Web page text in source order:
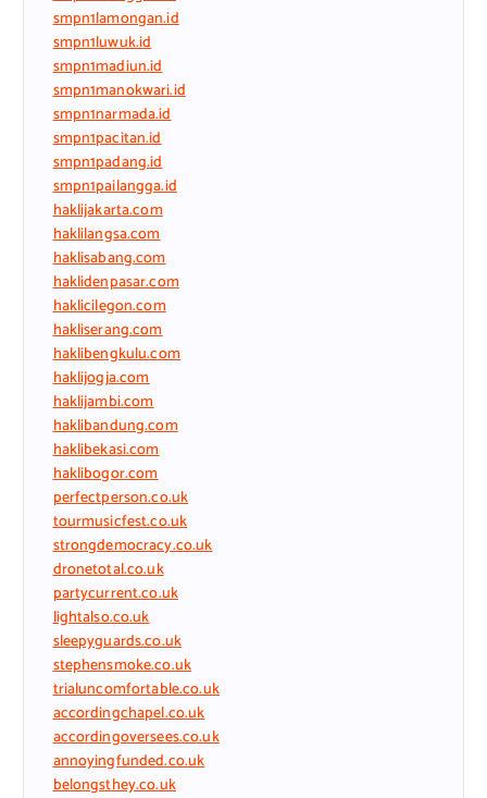
smpn1lamongan.id
smpn1luwuk.id
smpn1madiun.id
smpn1manokwari.id
smpn1narmada.id
smpn1pacitan.id
smpn1padang.id
smpn1pailangga.id
haklijakarta.com
haklilangsa.com
haklisabang.com
haklidenpasar.com
haklicilegon.com
hakliserang.com
haklibengkulu.com
haklijogja.com
haklijambi.com
haklibandung.com
haklibekasi.com
haklibogor.com
perfectperson.co.uk
tourmusicfest.co.uk
strongdemocracy.co.uk
dronetotal.co.uk
partycurrent.co.uk
lightalso.co.uk
sleepyguards.co.uk
stephensmoke.co.uk
trialuncomfortable.co.uk
accordingchapel.co.uk
accordingoversees.co.uk
annoyingfunded.co.uk
belongsthey.co.uk